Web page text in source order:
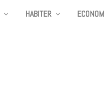
HABITER